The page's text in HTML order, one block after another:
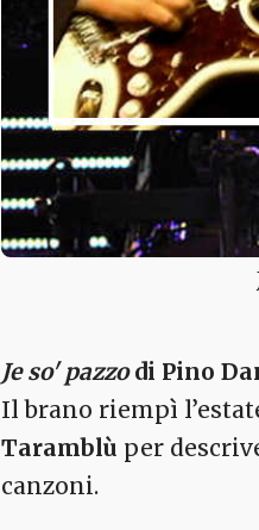
Je so' pazzodi Pino
Il brano riempì
Taramblù per
canzoni.